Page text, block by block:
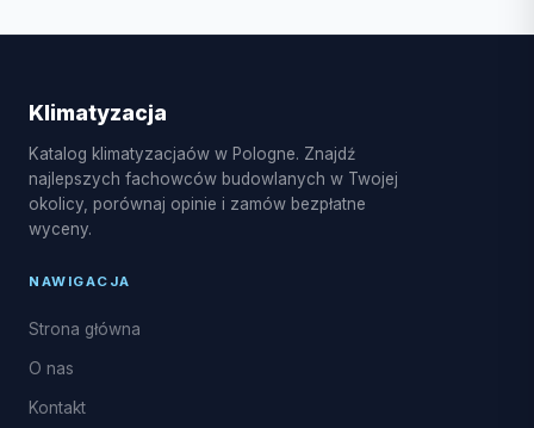
klimatyzacji split, multi-split, pompy ciepła
naprawy układu freonowego oraz uzupełnianie
czynnika R32.
Klimatyzacja
Katalog klimatyzacjaów w Pologne. Znajdź
najlepszych fachowców budowlanych w Twojej
okolicy, porównaj opinie i zamów bezpłatne
wyceny.
NAWIGACJA
Strona główna
O nas
Kontakt